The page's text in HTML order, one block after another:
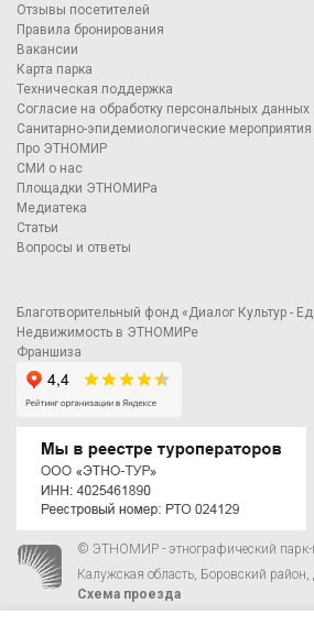
Отзывы посетителей
Правила бронирования
Вакансии
Карта парка
Техническая поддержка
Согласие на обработку персональных данных
Санитарно-эпидемиологические мероприятия
Про ЭТНОМИР
СМИ о нас
Площадки ЭТНОМИРа
Медиатека
Статьи
Вопросы и ответы
Благотворительный фонд «Диалог Культур -
Недвижимость в ЭТНОМИРе
Франшиза
© ЭТНОМИР - этнографический парк-
Калужская область, Боровский район,
Схема проезда